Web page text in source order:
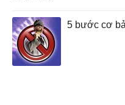
5 bước cơ